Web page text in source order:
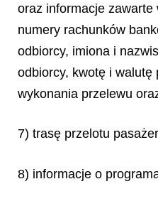
oraz informacje
numery rachunków
odbiorcy, imiona i
odbiorcy, kwotę i walutę
wykonania przelewu
7) trasę przelotu
8) informacje o